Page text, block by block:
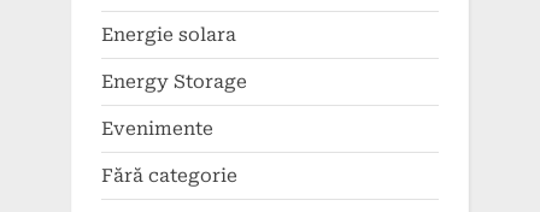
Energie solara
Energy Storage
Evenimente
Fără categorie